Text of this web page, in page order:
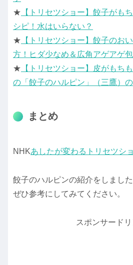
★ 【トリセツショー】餃子がも
シピ！水はいらない？
★ 【トリセツショー】餃子のお
方！ヒダ少なめ＆広角アゲアゲ
★ 【トリセツショー】皮がもち
の「餃子のハルピン」（三鷹）の
まとめ
NHKあしたが変わるトリセツシ
餃子のハルピンの紹介をしました
ぜひ参考にしてみてください。
スポンサードリ